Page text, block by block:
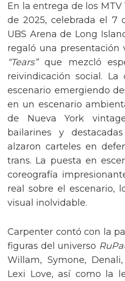
En la entrega de los
de 2025, celebrada el 7
UBS Arena de Long
regaló una presentación
“Tears”que mezcló
reivindicación social. La
escenario emergiendo
en un escenario
de Nueva York
bailarines y
alzaron carteles en
trans. La puesta en
coreografía
real sobre el escenario,
visual inolvidable.
Carpenter contó con la
figuras del universo
Willam, Symone,
Lexi Love, así como la